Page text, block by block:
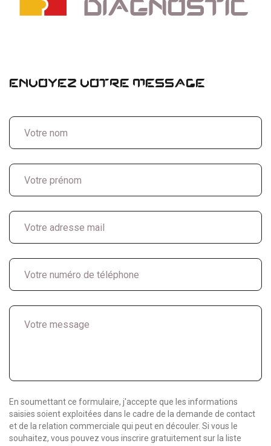
ENVOYEZ VOTRE MESSAGE
En soumettant ce formulaire, j'accepte que les informations
saisies soient exploitées dans le cadre de la demande de contact
et de la relation commerciale qui peut en découler. Si vous le
souhaitez, vous pouvez vous inscrire gratuitement sur la liste